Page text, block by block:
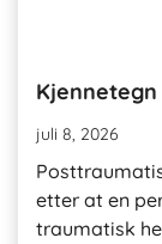
Kjennetegn
juli 8, 2026
etter at en
traumatisk